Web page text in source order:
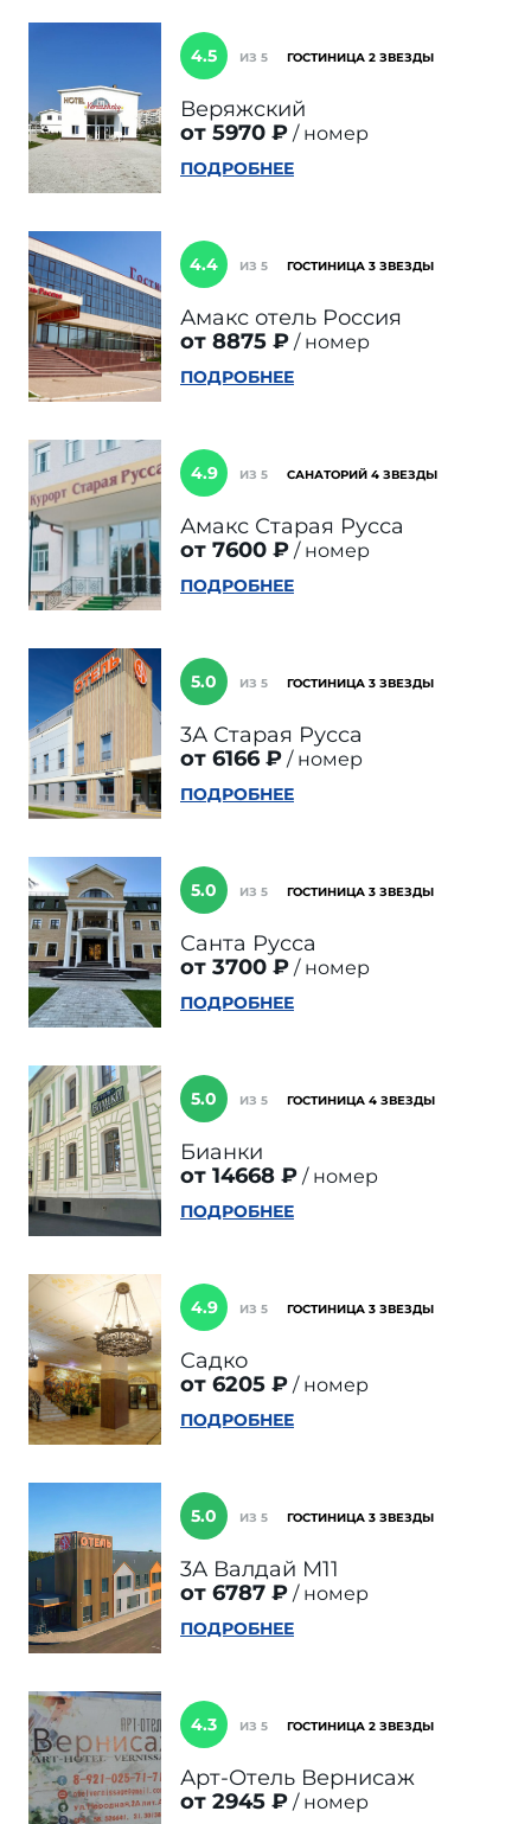
4.5 ИЗ 5 ГОСТИНИЦА 2 ЗВЕЗДЫ
Веряжский
от 5970 ₽
номер
ПОДРОБНЕЕ
4.4 ИЗ 5 ГОСТИНИЦА 3 ЗВЕЗДЫ
Амакс отель Россия
от 8875 ₽
номер
ПОДРОБНЕЕ
4.9 ИЗ 5 САНАТОРИЙ 4 ЗВЕЗДЫ
Амакс Старая Русса
от 7600 ₽
номер
ПОДРОБНЕЕ
5.0 ИЗ 5 ГОСТИНИЦА 3 ЗВЕЗДЫ
3А Старая Русса
от 6166 ₽
номер
ПОДРОБНЕЕ
5.0 ИЗ 5 ГОСТИНИЦА 3 ЗВЕЗДЫ
Санта Русса
от 3700 ₽
номер
ПОДРОБНЕЕ
5.0 ИЗ 5 ГОСТИНИЦА 4 ЗВЕЗДЫ
Бианки
от 14668 ₽
номер
ПОДРОБНЕЕ
4.9 ИЗ 5 ГОСТИНИЦА 3 ЗВЕЗДЫ
Садко
от 6205 ₽
номер
ПОДРОБНЕЕ
5.0 ИЗ 5 ГОСТИНИЦА 3 ЗВЕЗДЫ
3А Валдай М11
от 6787 ₽
номер
ПОДРОБНЕЕ
4.3 ИЗ 5 ГОСТИНИЦА 2 ЗВЕЗДЫ
Арт-Отель Вернисаж
от 2945 ₽
номер